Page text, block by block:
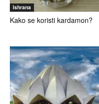
Ishrana
Kako se koristi kardamon?